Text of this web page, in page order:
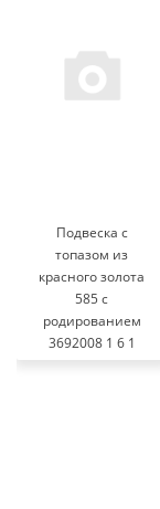
Подвеска с
топазом из
красного золота
585 с
родированием
3692008 1 6 1